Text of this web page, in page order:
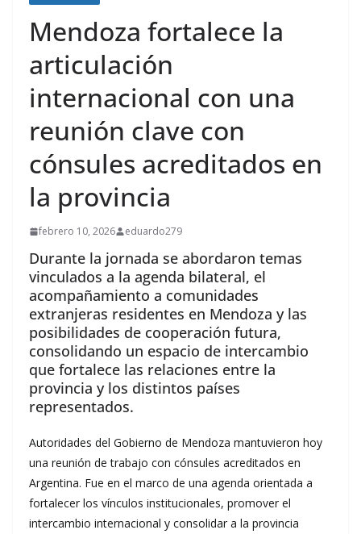
Mendoza fortalece la
articulación
internacional con una
reunión clave con
cónsules acreditados en
la provincia
febrero 10, 2026 eduardo279
Durante la jornada se abordaron temas
vinculados a la agenda bilateral, el
acompañamiento a comunidades
extranjeras residentes en Mendoza y las
posibilidades de cooperación futura,
consolidando un espacio de intercambio
que fortalece las relaciones entre la
provincia y los distintos países
representados.
Autoridades del Gobierno de Mendoza mantuvieron hoy
una reunión de trabajo con cónsules acreditados en
Argentina. Fue en el marco de una agenda orientada a
fortalecer los vínculos institucionales, promover el
intercambio internacional y consolidar a la provincia